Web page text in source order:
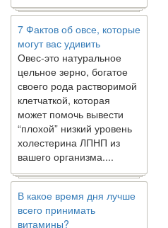
7 Фактов об овсе, которые
могут вас удивить
Овес-это натуральное
цельное зерно, богатое
своего рода растворимой
клетчаткой, которая
может помочь вывести
“плохой” низкий уровень
холестерина ЛПНП из
вашего организма....
В какое время дня лучше
всего принимать
витамины?